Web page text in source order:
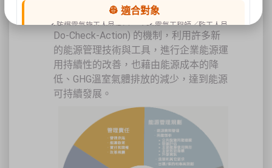
提升到最有效益的狀態，並與企業運作之
方針和目標相配合，再輔以PDCA (Plan-
Do-Check-Action) 的機制，利用許多新
的能源管理技術與工具，進行企業能源運
用持續性的改善，也藉由能源成本的降
低、GHG溫室氣體排放的減少，達到能源
可持續發展。
👷 適合對象
✔ 防爆電氣施工人員
✔ 電氣工程師／監工人員
✔ 設備維護人員
✔ 工程承攬商
✔ 工廠設備管理人員
📍 上課地點／主辦資訊
祐昕技術股份有限公司（祐大-台中分公司）
40458 臺中市北區中清路一段100號9樓
台灣省工商安全衛生協會
祐大技術顧問股份有限公司
防爆安全聯合教育訓練中心（ExTW）
三左興業股份有限公司（SANCTITY）